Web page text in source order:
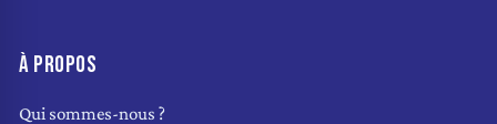
À PROPOS
Qui sommes-nous ?